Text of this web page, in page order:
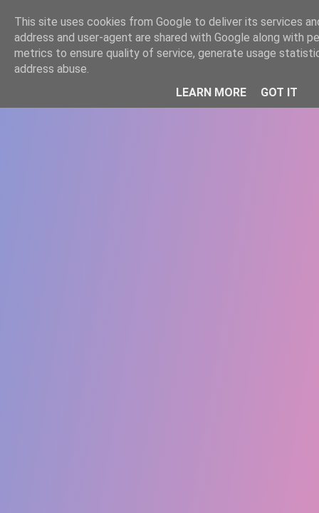
WWW.GAZISTI.RO
This site uses cookies from Google to deliver its services
address and user-agent are shared with Google along with
metrics to ensure quality of service, generate usage
address abuse.
LEARN MORE
GOT IT